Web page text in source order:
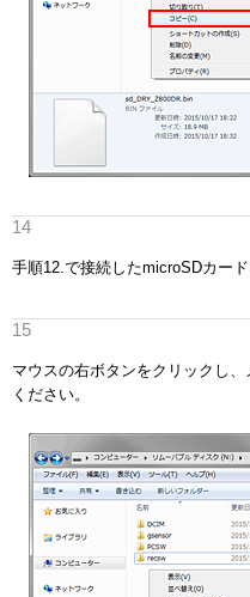
手順12.で接続したmicroSDカード
マウスの右ボタンをクリックし
ください。